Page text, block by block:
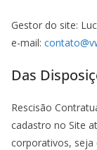
Gestor do site:
e-mail:
Das
Rescisão
cadastro no Site
corporativos, seja